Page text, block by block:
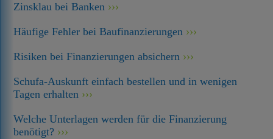
Zinsklau bei Banken
Häufige Fehler bei Baufinanzierungen
Risiken bei Finanzierungen absichern
Schufa-Auskunft einfach bestellen und in wenigen
Tagen erhalten
Welche Unterlagen werden für die Finanzierung
benötigt?